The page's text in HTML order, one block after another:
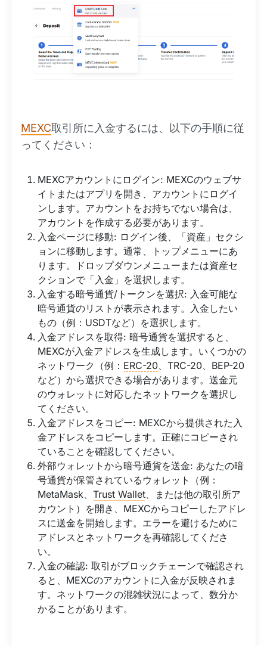
MEXC取引所に入金するには、以下の手順に従
ってください：
MEXCアカウントにログイン: MEXCのウェブサ
イトまたはアプリを開き、アカウントにログイ
ンします。アカウントをお持ちでない場合は、
アカウントを作成する必要があります。
入金ページに移動: ログイン後、「資産」セクシ
ョンに移動します。通常、トップメニューにあ
ります。ドロップダウンメニューまたは資産セ
クションで「入金」を選択します。
入金する暗号通貨/トークンを選択: 入金可能な
暗号通貨のリストが表示されます。入金したい
もの（例：USDTなど）を選択します。
入金アドレスを取得: 暗号通貨を選択すると、
MEXCが入金アドレスを生成します。いくつかの
ネットワーク（例： ERC-20、TRC-20、BEP-20
など）から選択できる場合があります。送金元
のウォレットに対応したネットワークを選択し
てください。
入金アドレスをコピー: MEXCから提供された入
金アドレスをコピーします。正確にコピーされ
ていることを確認してください。
外部ウォレットから暗号通貨を送金: あなたの暗
号通貨が保管されているウォレット（例：
MetaMask、 Trust Wallet、または他の取引所ア
カウント）を開き、MEXCからコピーしたアドレ
スに送金を開始します。エラーを避けるために
アドレスとネットワークを再確認してくださ
い。
入金の確認: 取引がブロックチェーンで確認され
ると、MEXCのアカウントに入金が反映されま
す。ネットワークの混雑状況によって、数分か
かることがあります。